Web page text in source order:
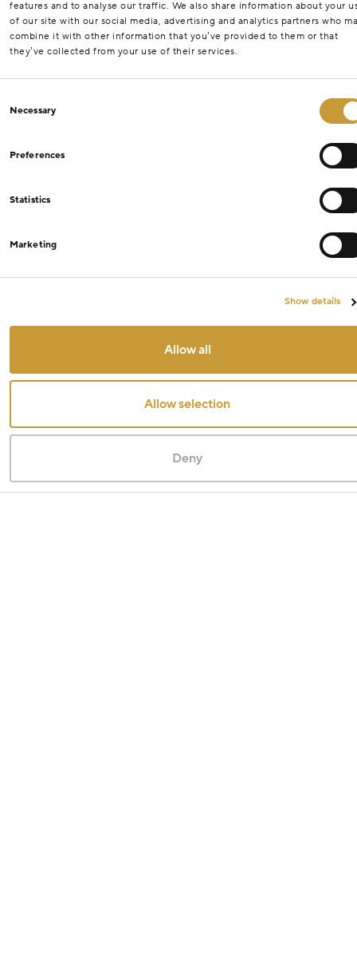
features and to analyse our traffic. We also share information about your
of our site with our social media, advertising and analytics partners who
combine it with other information that you’ve provided to them or that
they’ve collected from your use of their services.
Selection
Necessary
Preferences
Statistics
Marketing
Show details
Allow all
Allow selection
Deny